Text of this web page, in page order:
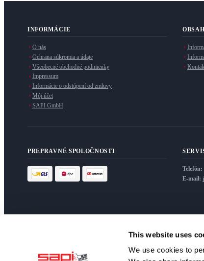
This website uses
We use cookies to
INFORMÁCIE
O nás
Ochrana súkromia a údaje
Všeobecné obchodné podmienky
Impressum
Informácie o odstúpení od zmluvy
Môj účet
SAPI GmbH
OBSAH
PREPRAVNÉ SPOLOČNOSTI
Telefón:
E-mail:
Prihláste sa na odber nášho newslettra pre exkluzívne ponuky a